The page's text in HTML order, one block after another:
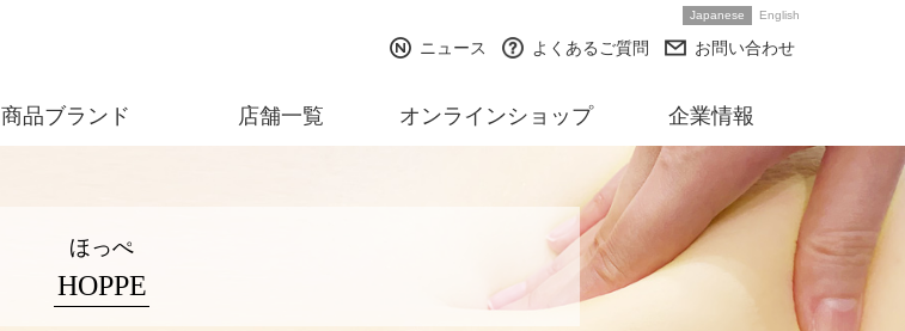
Japanese English
ニュース よくあるご質問 お問い合わせ
商品ブランド 店舗一覧 オンラインショップ 企業情報
ほっぺ
HOPPE